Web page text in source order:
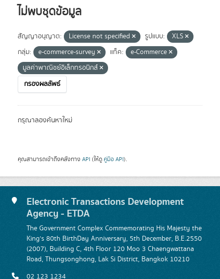
ไม่พบชุดข้อมูล
สัญญาอนุญาต: License not specified รูปแบบ:
XLS
กลุ่ม:
e-commerce-survey แท็ค:
e-Commerce
มูลค่าพาณิชย์อิเล็กทรอนิกส์
กรองผลลัพธ์
กรุณาลองค้นหาใหม่
คุณสามารถเข้าถึงคลังทาง API (ให้ดู คู่มือ API).
Electronic Transactions Development
Agency - ETDA
The Government Complex Commemorating His Majesty the
King's 80th BirthDay Anniversary, 5th December, B.E.2550
(2007), Building C, 4th Floor 120 Moo 3 Chaengwattana
Road, Thungsonghong, Lak Si District, Bangkok 10210
02 123 1234